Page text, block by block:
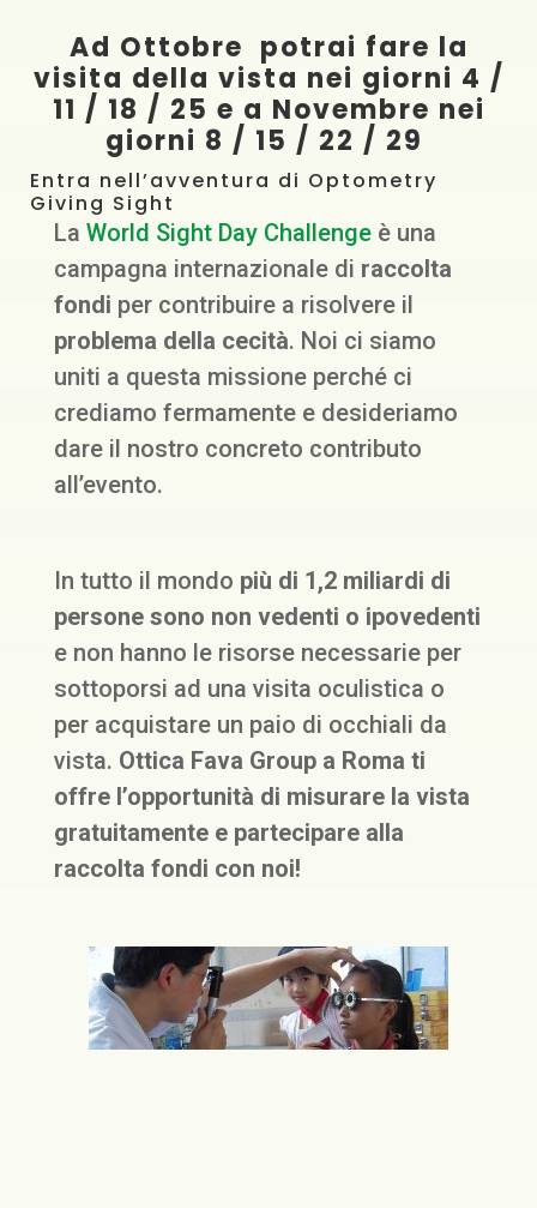
Ad Ottobre potrai fare la
visita della vista nei giorni 4 /
11 / 18 / 25 e a Novembre nei
giorni 8 / 15 / 22 / 29
Entra nell’avventura di Optometry
Giving Sight
La World Sight Day Challenge è una
campagna internazionale di raccolta
fondi per contribuire a risolvere il
problema della cecità. Noi ci siamo
uniti a questa missione perché ci
crediamo fermamente e desideriamo
dare il nostro concreto contributo
all’evento.
In tutto il mondo più di 1,2 miliardi di
persone sono non vedenti o ipovedenti
e non hanno le risorse necessarie per
sottoporsi ad una visita oculistica o
per acquistare un paio di occhiali da
vista. Ottica Fava Group a Roma ti
offre l’opportunità di misurare la vista
gratuitamente e partecipare alla
raccolta fondi con noi!